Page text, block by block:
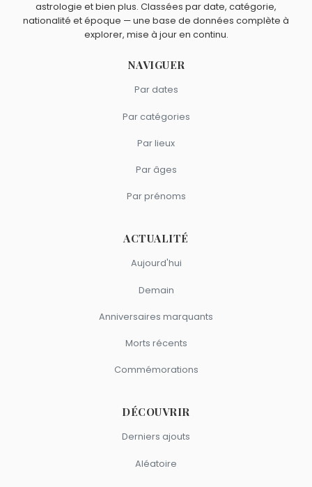
astrologie et bien plus. Classées par date, catégorie,
nationalité et époque — une base de données complète à
explorer, mise à jour en continu.
NAVIGUER
Par dates
Par catégories
Par lieux
Par âges
Par prénoms
ACTUALITÉ
Aujourd'hui
Demain
Anniversaires marquants
Morts récents
Commémorations
DÉCOUVRIR
Derniers ajouts
Aléatoire